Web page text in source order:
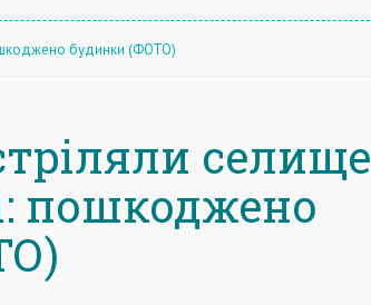
будинки (ФОТО)
селище
пошкоджено